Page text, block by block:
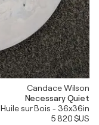
Candace Wilson
Necessary Quiet
Huile sur Bois - 36x36in
5 820 $US